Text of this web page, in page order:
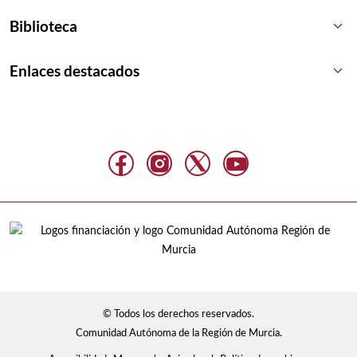
Biblioteca keyboard_arrow_down
Enlaces destacados keyboard_arrow_down
© Todos los derechos reservados.
Comunidad Autónoma de la Región de Murcia.